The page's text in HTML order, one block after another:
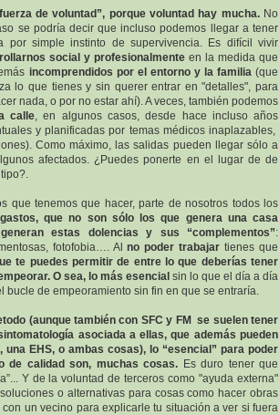
de voluntad”, porque voluntad hay mucha. No
se podría decir que incluso podemos llegar a tener
por simple instinto de supervivencia. Es difícil vivir
social y profesionalmente en la medida que
incomprendidos por el entorno y la familia(que
lo que tienes y sin querer entrar en "detalles", para
nada, o por no estar ahí). A veces, también podemos
calle, en algunos casos, desde hace incluso años
y planificadas por temas médicos inaplazables,
Como máximo, las salidas pueden llegar sólo a
afectados. ¿Puedes ponerte en el lugar de de
que tenemos que hacer, parte de nosotros todos los
que no son sólo los que genera una casa
estas dolencias y sus “complementos”:
fotofobia…. Alno poder trabajar tienes que
te puedes permitirde entre lo que deberías tener
O sea, lo más esencial sin lo que el día a día
bucle de empeoramiento sin fin en que se entraría.
(aunque también con SFC y FM se suelen tener
asociada a ellas, que además pueden
una EHS, o ambas cosas), lo “esencial” para poder
de calidad son, muchas cosas. Es duro tener que
Y de la voluntad de terceros como "ayuda externa"
o alternativas para cosas como hacer obras
un vecino para explicarle tu situación a ver si fuera